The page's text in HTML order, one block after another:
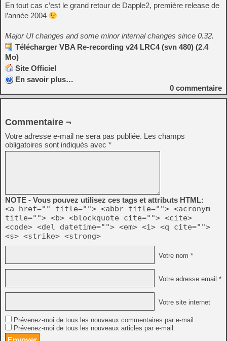
En tout cas c’est le grand retour de Dapple2, première release de
l’année 2004
Major UI changes and some minor internal changes since 0.32.
Télécharger VBA Re-recording v24 LRC4 (svn 480) (2.4
Mo)
Site Officiel
En savoir plus…
0 commentaire
Commentaire ¬
Votre adresse e-mail ne sera pas publiée. Les champs
obligatoires sont indiqués avec *
NOTE - Vous pouvez utilisez ces tags et attributs HTML:
<a href="" title=""> <abbr title=""> <acronym
title=""> <b> <blockquote cite=""> <cite>
<code> <del datetime=""> <em> <i> <q cite="">
<s> <strike> <strong>
Votre nom *
Votre adresse email *
Votre site internet
Prévenez-moi de tous les nouveaux commentaires par e-mail.
Prévenez-moi de tous les nouveaux articles par e-mail.